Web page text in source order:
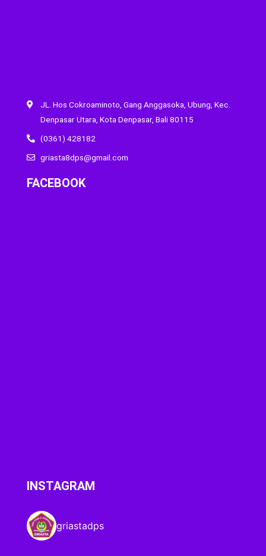
JL. Hos Cokroaminoto, Gang Anggasoka, Ubung, Kec.
Denpasar Utara, Kota Denpasar, Bali 80115
(0361) 428182
griasta8dps@gmail.com
FACEBOOK
INSTAGRAM
griastadps